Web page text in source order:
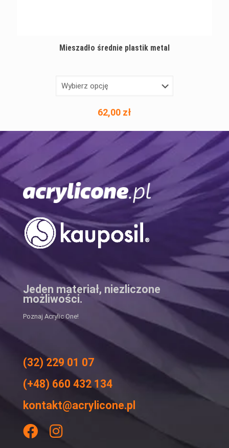
Mieszadło średnie plastik metal
62,00 zł
Jeden materiał, niezliczone
możliwości.
Poznaj Acrylic One!
(32) 229 01 07
(+48) 660 432 134
kontakt@acrylicone.pl